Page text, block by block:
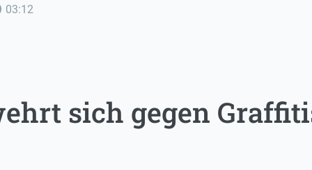
03:12
sich gegen